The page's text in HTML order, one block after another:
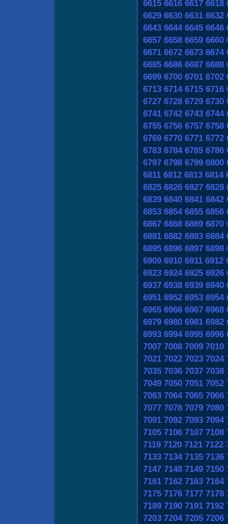
6615 6616 6617 6618
6629 6630 6631 6632
6643 6644 6645 6646
6657 6658 6659 6660
6671 6672 6673 6674
6685 6686 6687 6688
6699 6700 6701 6702
6713 6714 6715 6716
6727 6728 6729 6730
6741 6742 6743 6744
6755 6756 6757 6758
6769 6770 6771 6772
6783 6784 6785 6786
6797 6798 6799 6800
6811 6812 6813 6814
6825 6826 6827 6828
6839 6840 6841 6842
6853 6854 6855 6856
6867 6868 6869 6870
6881 6882 6883 6884
6895 6896 6897 6898
6909 6910 6911 6912
6923 6924 6925 6926
6937 6938 6939 6940
6951 6952 6953 6954
6965 6966 6967 6968
6979 6980 6981 6982
6993 6994 6995 6996
7007 7008 7009 7010
7021 7022 7023 7024
7035 7036 7037 7038
7049 7050 7051 7052
7063 7064 7065 7066
7077 7078 7079 7080
7091 7092 7093 7094
7105 7106 7107 7108
7119 7120 7121 7122
7133 7134 7135 7136
7147 7148 7149 7150
7161 7162 7163 7164
7175 7176 7177 7178
7189 7190 7191 7192
7203 7204 7205 7206